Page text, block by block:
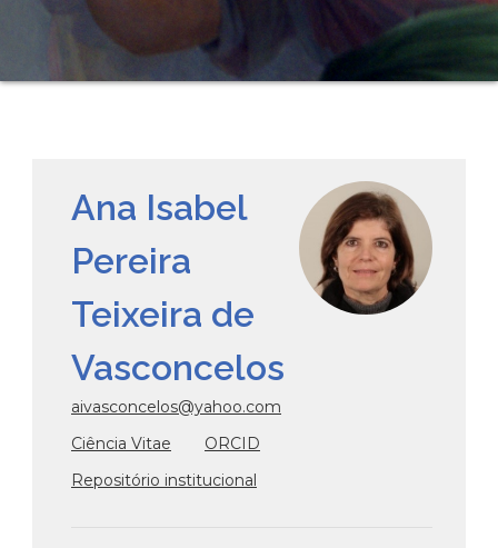
Ana Isabel
Pereira
Teixeira de
Vasconcelos
aivasconcelos@yahoo.com
Ciência Vitae
ORCID
Repositório institucional